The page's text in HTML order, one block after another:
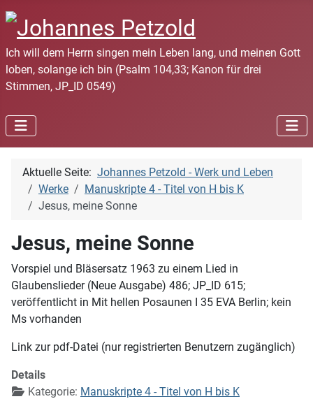
Ich will dem Herrn singen mein Leben lang, und meinen Gott
loben, solange ich bin (Psalm 104,33; Kanon für drei
Stimmen, JP_ID 0549)
Aktuelle Seite: Johannes Petzold - Werk und Leben
Werke
Manuskripte 4 - Titel von H bis K
Jesus, meine Sonne
Jesus, meine Sonne
Vorspiel und Bläsersatz 1963 zu einem Lied in
Glaubenslieder (Neue Ausgabe) 486; JP_ID 615;
veröffentlicht in Mit hellen Posaunen I 35 EVA Berlin; kein
Ms vorhanden
Link zur pdf-Datei (nur registrierten Benutzern zugänglich)
Details
Kategorie: Manuskripte 4 - Titel von H bis K